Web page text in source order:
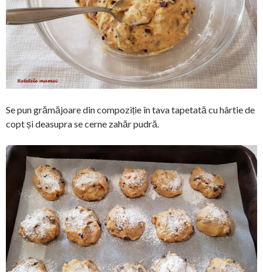
Se pun grămăjoare din compoziție în tava tapetată cu hârtie de
copt și deasupra se cerne zahăr pudră.